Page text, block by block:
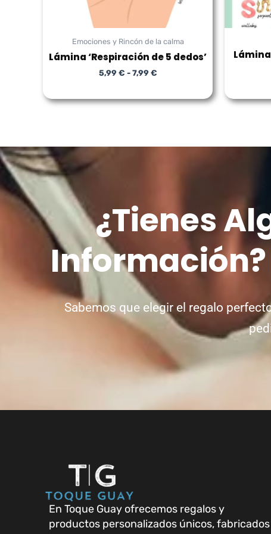
Emociones y Rincón de la calma
Lámina ‘Respiración de 5 dedos’
5,99€ - 7,99€
¿Tienes
Información?
Sabemos que elegir el regalo
En Toque Guay ofrecemos regalos y
productos personalizados únicos, fabricados